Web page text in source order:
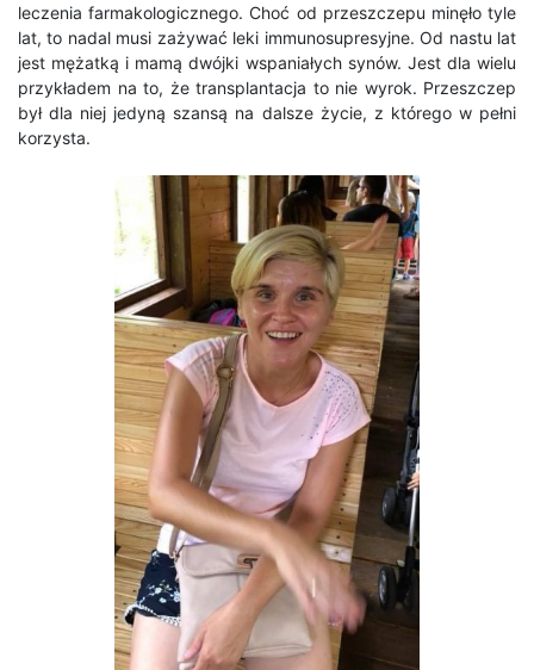
leczenia farmakologicznego. Choć od przeszczepu minęło tyle
lat, to nadal musi zażywać leki immunosupresyjne. Od nastu lat
jest mężatką i mamą dwójki wspaniałych synów. Jest dla wielu
przykładem na to, że transplantacja to nie wyrok. Przeszczep
był dla niej jedyną szansą na dalsze życie, z którego w pełni
korzysta.